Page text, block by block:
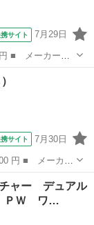
サイト 7月29日
： ＸＬ ４Ｗ
ートマチック
サイト 7月30日
： ＸＣ ■ 排
速 ...
チャー デュアル
ＰＷ ワ…